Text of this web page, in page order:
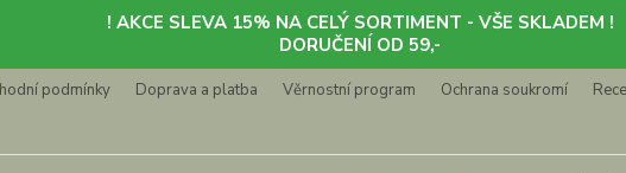
! AKCE SLEVA 15% NA CELÝ SORTIMENT - VŠE SKLADEM !
DORUČENÍ OD 59,-
podmínky Doprava a platba Věrnostní program Ochrana soukromí